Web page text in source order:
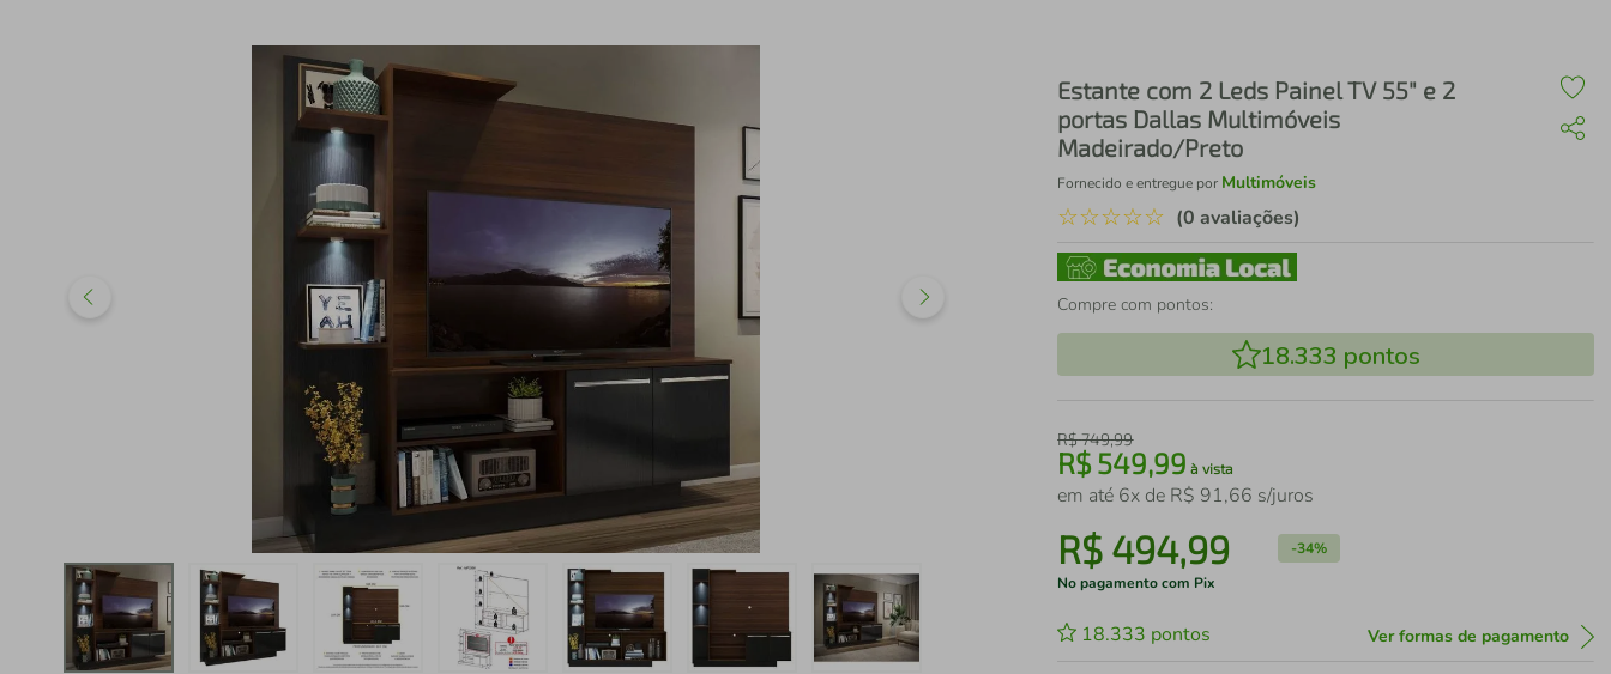
Estante com 2 Leds Painel TV 55" e 2
portas Dallas Multimóveis
Madeirado/Preto
Fornecido e entregue por Multimóveis
☆☆☆☆☆ (0 avaliações)
Compre com pontos:
18.333 pontos
R$749,99
R$549,99 à vista
em até 6x de R$ 91,66 s/juros
R$ 494,99 -34%
No pagamento com Pix
18.333 pontos Ver formas de pagamento
air fryer